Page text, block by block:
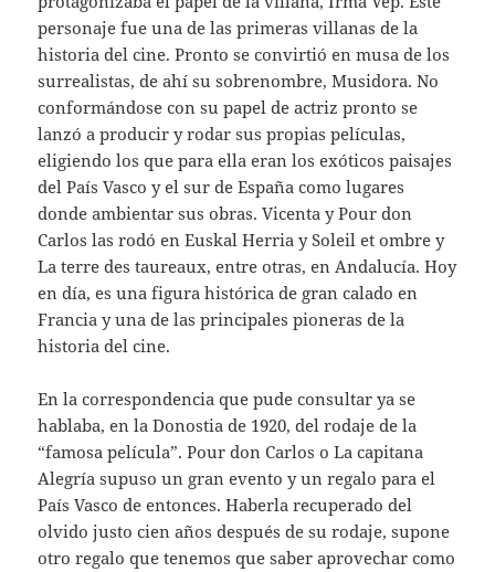
personaje fue una de las primeras villanas de la
historia del cine. Pronto se convirtió en musa de los
surrealistas, de ahí su sobrenombre, Musidora. No
conformándose con su papel de actriz pronto se
lanzó a producir y rodar sus propias películas,
eligiendo los que para ella eran los exóticos paisajes
del País Vasco y el sur de España como lugares
donde ambientar sus obras. Vicenta y Pour don
Carlos las rodó en Euskal Herria y Soleil et ombre y
La terre des taureaux, entre otras, en Andalucía. Hoy
en día, es una figura histórica de gran calado en
Francia y una de las principales pioneras de la
historia del cine.
En la correspondencia que pude consultar ya se
hablaba, en la Donostia de 1920, del rodaje de la
“famosa película”. Pour don Carlos o La capitana
Alegría supuso un gran evento y un regalo para el
País Vasco de entonces. Haberla recuperado del
olvido justo cien años después de su rodaje, supone
otro regalo que tenemos que saber aprovechar como